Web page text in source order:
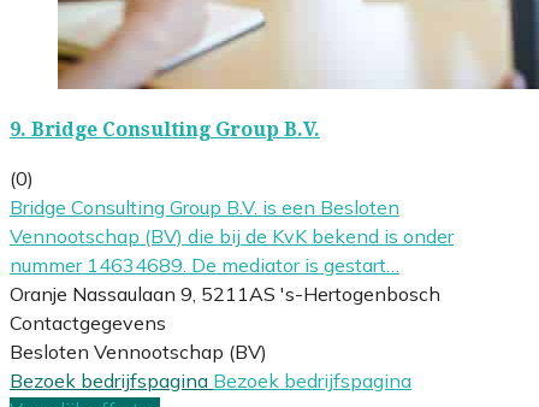
9. Bridge Consulting Group B.V.
(0)
Bridge Consulting Group B.V. is een Besloten
Vennootschap (BV) die bij de KvK bekend is onder
nummer 14634689. De mediator is gestart…
Oranje Nassaulaan 9, 5211AS 's-Hertogenbosch
Contactgegevens
Besloten Vennootschap (BV)
Bezoek bedrijfspagina Bezoek bedrijfspagina